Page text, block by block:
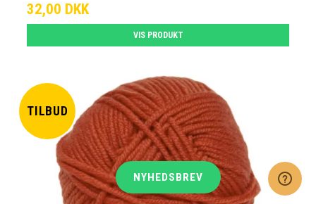
32,00 DKK
VIS PRODUKT
TILBUD
NYHEDSBREV